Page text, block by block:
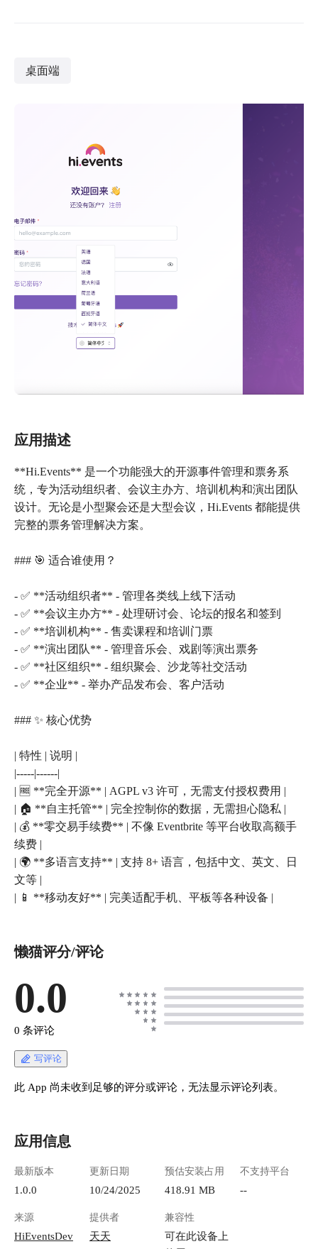
桌面端
应用描述
**Hi.Events** 是一个功能强大的开源事件管理和票务系
统，专为活动组织者、会议主办方、培训机构和演出团队
设计。无论是小型聚会还是大型会议，Hi.Events 都能提供
完整的票务管理解决方案。
### 🎯 适合谁使用？
- ✅ **活动组织者** - 管理各类线上线下活动
- ✅ **会议主办方** - 处理研讨会、论坛的报名和签到
- ✅ **培训机构** - 售卖课程和培训门票
- ✅ **演出团队** - 管理音乐会、戏剧等演出票务
- ✅ **社区组织** - 组织聚会、沙龙等社交活动
- ✅ **企业** - 举办产品发布会、客户活动
### ✨ 核心优势
| 特性 | 说明 |
|-----|------|
| 🆓 **完全开源** | AGPL v3 许可，无需支付授权费用 |
| 🏠 **自主托管** | 完全控制你的数据，无需担心隐私 |
| 💰 **零交易手续费** | 不像 Eventbrite 等平台收取高额手
续费 |
| 🌍 **多语言支持** | 支持 8+ 语言，包括中文、英文、日
文等 |
| 📱 **移动友好** | 完美适配手机、平板等各种设备 |
懒猫评分/评论
0.0
0 条评论
写评论
此 App 尚未收到足够的评分或评论，无法显示评论列表。
应用信息
最新版本
1.0.0
更新日期
10/24/2025
预估安装占用
418.91 MB
不支持平台
--
来源
HiEventsDev
提供者
天天
兼容性
可在此设备上